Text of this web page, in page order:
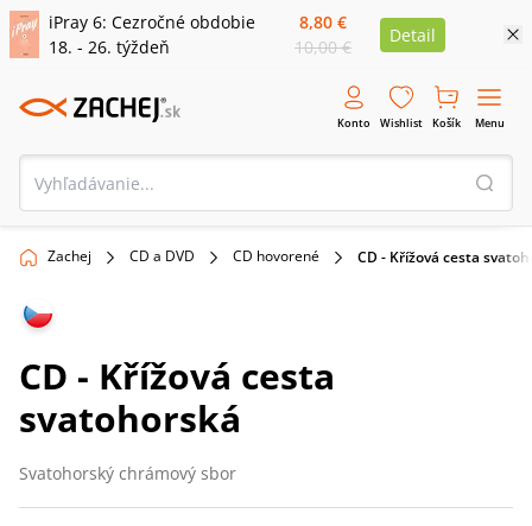
iPray 6: Cezročné obdobie
18. - 26. týždeň
8,80 €
10,00 €
Detail
Konto Wishlist Košík Menu
Zachej CD a DVD CD hovorené CD - Křížová cesta
CD - Křížová cesta
svatohorská
Svatohorský chrámový sbor